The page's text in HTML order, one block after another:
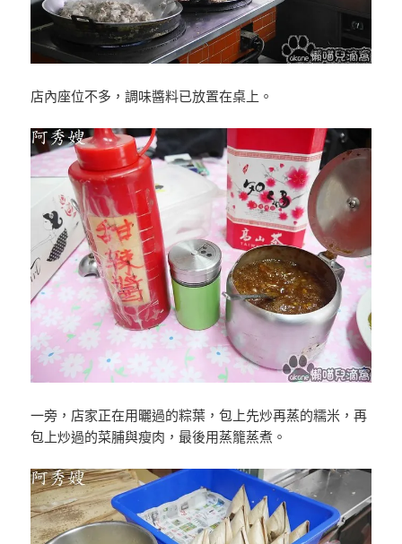
店內座位不多，調味醬料已放置在桌上。
一旁，店家正在用曬過的粽葉，包上先炒再蒸的糯米，再
包上炒過的菜脯與瘦肉，最後用蒸籠蒸煮。